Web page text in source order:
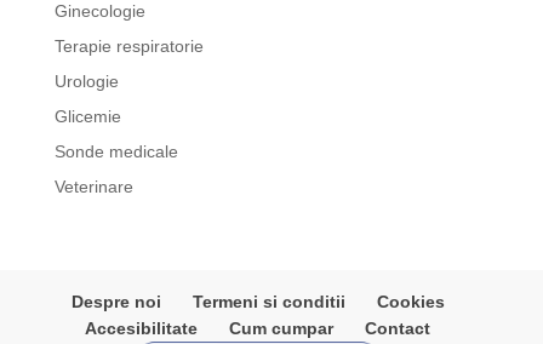
Ginecologie
Terapie respiratorie
Urologie
Glicemie
Sonde medicale
Veterinare
Despre noi Termeni si conditii
Cookies
Accesibilitate
Cum cumpar Contact